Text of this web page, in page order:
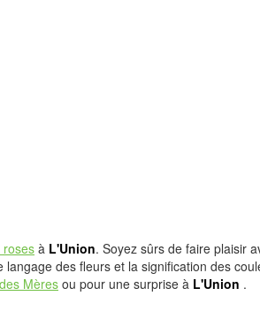
à L'Union. Soyez sûrs de faire plaisir
langage des fleurs et la signification des
Mères ou pour une surprise à L'Union .